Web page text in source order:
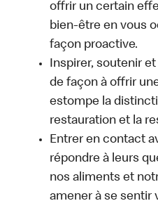
offrir un certain
bien-être en vous
façon proactive.
Inspirer, soutenir
de façon à offrir
estompe la
restauration et la
Entrer en contact
répondre à leurs
nos aliments et
amener à se sentir